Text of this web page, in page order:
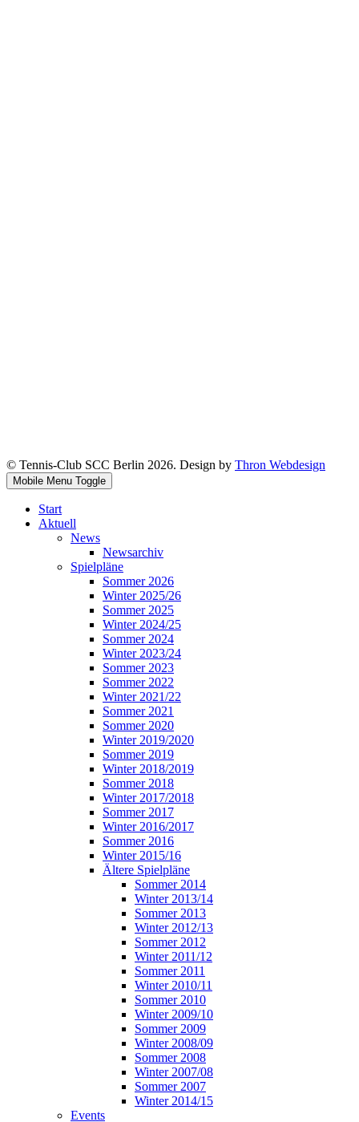
© Tennis-Club SCC Berlin 2026. Design by Thron Webdesign
Mobile Menu Toggle
Start
Aktuell
News
Newsarchiv
Spielpläne
Sommer 2026
Winter 2025/26
Sommer 2025
Winter 2024/25
Sommer 2024
Winter 2023/24
Sommer 2023
Sommer 2022
Winter 2021/22
Sommer 2021
Sommer 2020
Winter 2019/2020
Sommer 2019
Winter 2018/2019
Sommer 2018
Winter 2017/2018
Sommer 2017
Winter 2016/2017
Sommer 2016
Winter 2015/16
Ältere Spielpläne
Sommer 2014
Winter 2013/14
Sommer 2013
Winter 2012/13
Sommer 2012
Winter 2011/12
Sommer 2011
Winter 2010/11
Sommer 2010
Winter 2009/10
Sommer 2009
Winter 2008/09
Sommer 2008
Winter 2007/08
Sommer 2007
Winter 2014/15
Events